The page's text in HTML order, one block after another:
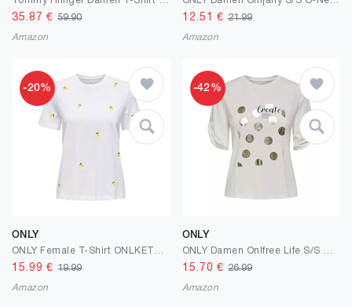
35.87 €59.90
Amazon
12.51 € 21.99
Amazon
-20%
ONLY
15.99 €19.99
Amazon
-42%
ONLY
15.70 € 26.99
Amazon